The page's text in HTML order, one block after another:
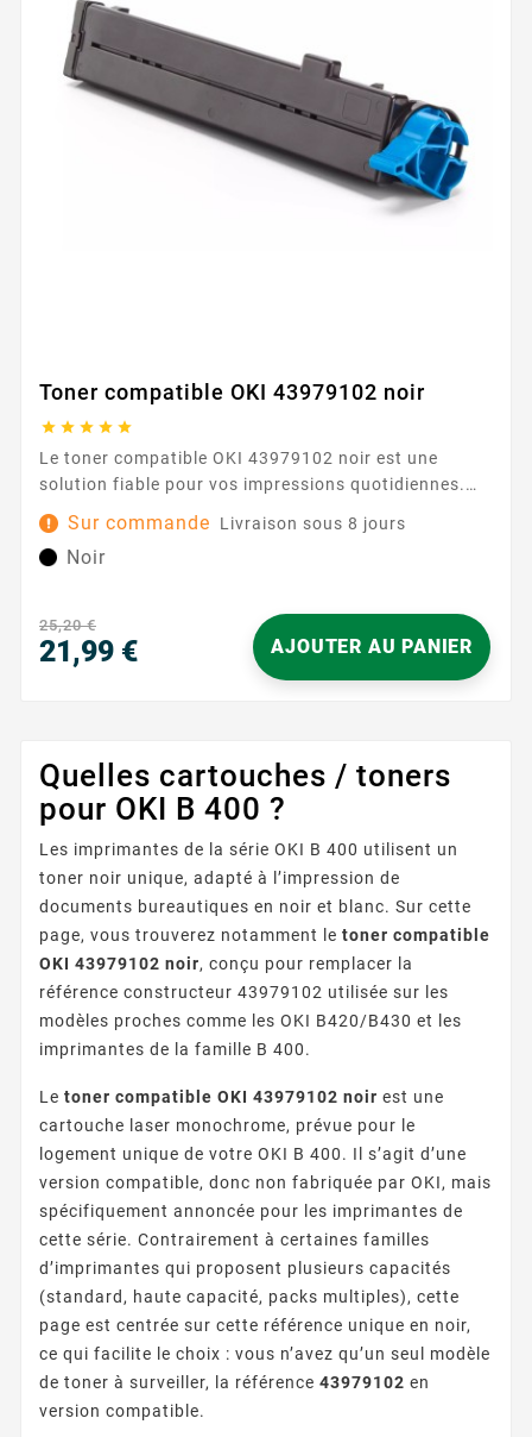
Toner compatible OKI 43979102 noir
    
Le toner compatible OKI 43979102 noir est une
solution fiable pour vos impressions quotidiennes.
Conçu pour les imprimantes OKI B420/430 , il
s’intègre parfaitement à votre matériel et assure une
expérience d’utilisation simple et sereine. Son
travaux sans complication, que ce soit au bureau ou
à la...
Sur commande Livraison sous 8 jours
Noir
25,20 €
21,99 € AJOUTER AU PANIER
Quelles cartouches / toners
pour OKI B 400 ?
Les imprimantes de la série OKI B 400 utilisent un
toner noir unique, adapté à l’impression de
documents bureautiques en noir et blanc. Sur cette
page, vous trouverez notamment le toner compatible
OKI 43979102 noir, conçu pour remplacer la
référence constructeur 43979102 utilisée sur les
modèles proches comme les OKI B420/B430 et les
imprimantes de la famille B 400.
Le toner compatible OKI 43979102 noir est une
cartouche laser monochrome, prévue pour le
logement unique de votre OKI B 400. Il s’agit d’une
version compatible, donc non fabriquée par OKI, mais
spécifiquement annoncée pour les imprimantes de
cette série. Contrairement à certaines familles
d’imprimantes qui proposent plusieurs capacités
(standard, haute capacité, packs multiples), cette
page est centrée sur cette référence unique en noir,
ce qui facilite le choix : vous n’avez qu’un seul modèle
de toner à surveiller, la référence 43979102 en
version compatible.